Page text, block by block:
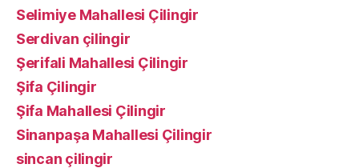
Selimiye Mahallesi Çilingir
Serdivan çilingir
Şerifali Mahallesi Çilingir
Şifa Çilingir
Şifa Mahallesi Çilingir
Sinanpaşa Mahallesi Çilingir
sincan çilingir